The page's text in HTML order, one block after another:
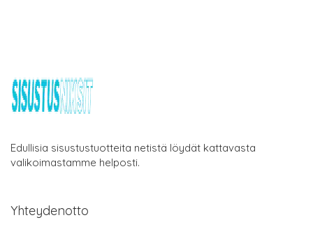
Edullisia sisustustuotteita netistä löydät kattavasta
valikoimastamme helposti.
Yhteydenotto